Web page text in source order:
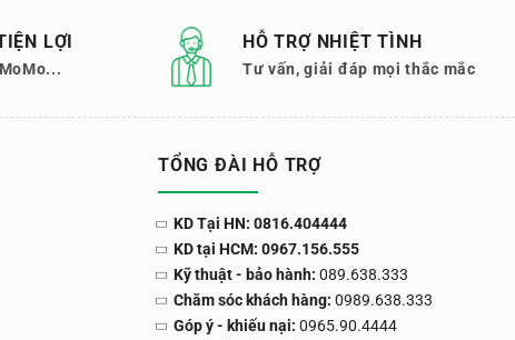
LỢI HỖ TRỢ NHIỆT TÌNH
Tư vấn, giải đáp mọi thắc mắc
TỔNG ĐÀI HỖ TRỢ
KD Tại HN: 0816.404444
KD tại HCM: 0967.156.555
Kỹ thuật - bảo hành: 089.638.333
Chăm sóc khách hàng: 0989.638.333
Góp ý - khiếu nại: 0965.90.4444